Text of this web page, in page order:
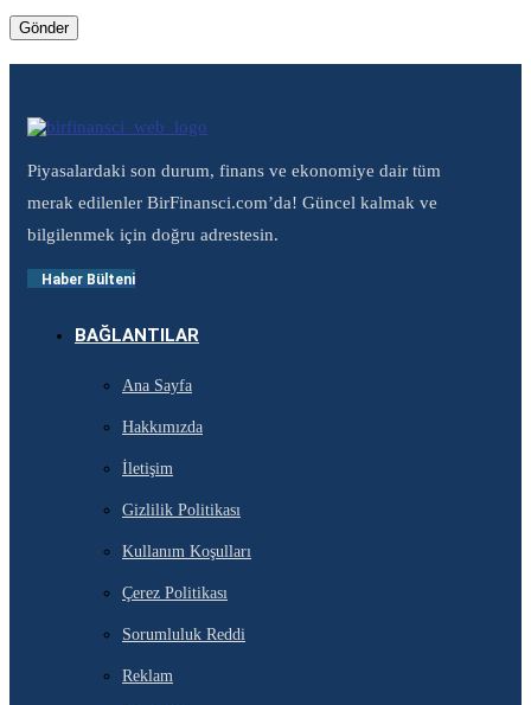
Piyasalardaki son durum, finans ve ekonomiye dair tüm
merak edilenler BirFinansci.com’da! Güncel kalmak ve
bilgilenmek için doğru adrestesin.
Haber Bülteni
BAĞLANTILAR
Ana Sayfa
Hakkımızda
İletişim
Gizlilik Politikası
Kullanım Koşulları
Çerez Politikası
Sorumluluk Reddi
Reklam